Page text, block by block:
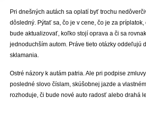
Pri dnešných autách sa oplatí byť trochu
dôsledný. Pýtať sa, čo je v cene, čo je za
bude aktualizovať, koľko stojí oprava a či sa
jednoduchším autom. Práve tieto otázky oddeľujú
sklamania.
Ostré názory k autám patria. Ale pri podpise
posledné slovo číslam, skúšobnej jazde a
rozhoduje, či bude nové auto radosť alebo drahá